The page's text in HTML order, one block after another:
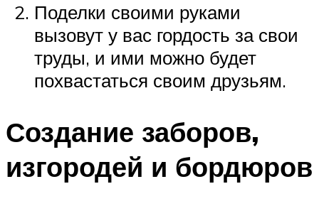
Поделки своими руками
вызовут у вас гордость за свои
труды, и ими можно будет
похвастаться своим друзьям.
Создание заборов,
изгородей и бордюров